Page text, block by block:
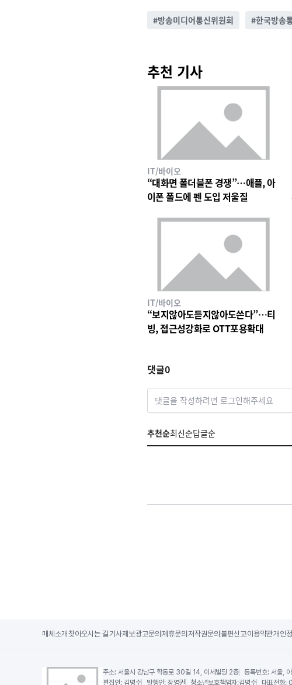
#방송미디어통신위원회 #한국방송
추천 기사
IT/바이오
“대화면 폴더블폰 경쟁”…애플, 아
이폰 폴드에 펜 도입 저울질
IT/바이오
“보지않아도듣지않아도쓴다”…티
빙, 접근성강화로 OTT포용확대
댓글0
댓글을 작성하려면 로그인해주세요
추천순최신순답글순
매체소개 찾아오시는 길기사제보광고문의 제휴문의 저작권문의 불편신고이용약관개인
주소:서울시 강남구 학동로 30길 14, 이세빌딩 2층 등록번호: 서울,
편집인: 김명수 발행인:장영권 청소년보호책임자:김명수 대표전화: